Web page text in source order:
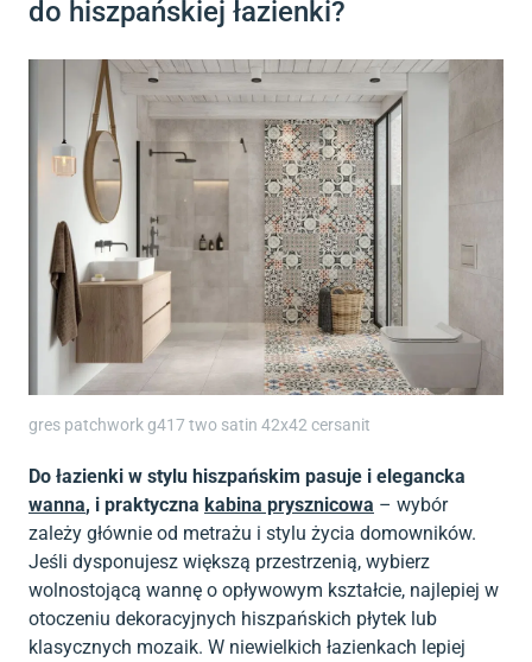
do hiszpańskiej łazienki?
gres patchwork g417 two satin 42x42 cersanit
Do łazienki w stylu hiszpańskim pasuje i elegancka
wanna, i praktyczna kabina prysznicowa – wybór
zależy głównie od metrażu i stylu życia domowników.
Jeśli dysponujesz większą przestrzenią, wybierz
wolnostojącą wannę o opływowym kształcie, najlepiej w
otoczeniu dekoracyjnych hiszpańskich płytek lub
klasycznych mozaik. W niewielkich łazienkach lepiej